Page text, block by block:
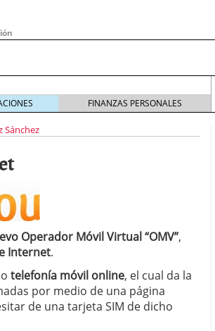
el Préstamo Promotor privado
de 2025
esta opción para gestionar tus
financiera: cómo anticiparte
FINANZAS PERSONALES
Sánchez
Operador Móvil Virtual “OMV”,
Internet.
telefonía móvil online, el cual da la
por medio de una página
de una tarjeta SIM de dicho